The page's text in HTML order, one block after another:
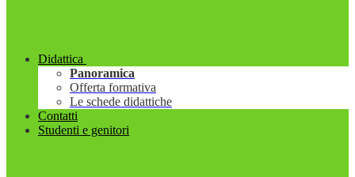
Didattica
Panoramica
Offerta formativa
Le schede didattiche
Contatti
Studenti e genitori